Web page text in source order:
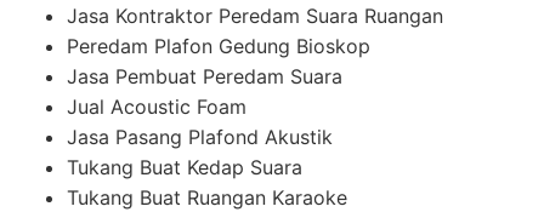
Jasa Kontraktor Peredam Suara Ruangan
Peredam Plafon Gedung Bioskop
Jasa Pembuat Peredam Suara
Jual Acoustic Foam
Jasa Pasang Plafond Akustik
Tukang Buat Kedap Suara
Tukang Buat Ruangan Karaoke